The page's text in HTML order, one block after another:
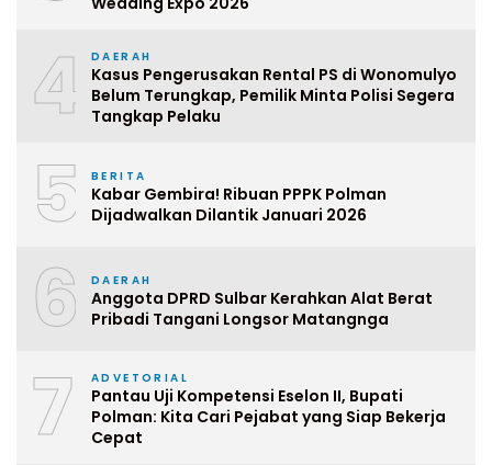
4 DAERAH
Kasus Pengerusakan Rental PS di Wonomulyo
Belum Terungkap, Pemilik Minta Polisi Segera
Tangkap Pelaku
5 BERITA
Kabar Gembira! Ribuan PPPK Polman
Dijadwalkan Dilantik Januari 2026
6 DAERAH
Anggota DPRD Sulbar Kerahkan Alat Berat
Pribadi Tangani Longsor Matangnga
7 ADVETORIAL
Pantau Uji Kompetensi Eselon II, Bupati
Polman: Kita Cari Pejabat yang Siap Bekerja
Cepat